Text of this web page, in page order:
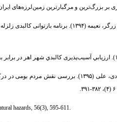
۶. دوستی، افسانه؛ محتاط، نیلوفر و
۸. عزمی، آئیژ؛ معصوم پور، جعفر و
hazards, 56(3), 595-611.